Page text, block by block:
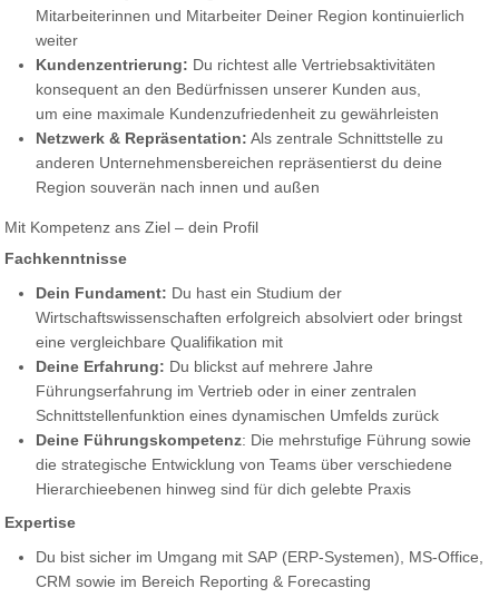
Mitarbeiterinnen und Mitarbeiter Deiner Region kontinuierlich
weiter
Kundenzentrierung: Du richtest alle Vertriebsaktivitäten
konsequent an den Bedürfnissen unserer Kunden aus,
um eine maximale Kundenzufriedenheit zu gewährleisten
Netzwerk & Repräsentation: Als zentrale Schnittstelle zu
anderen Unternehmensbereichen repräsentierst du deine
Region souverän nach innen und außen
Mit Kompetenz ans Ziel – dein Profil
Fachkenntnisse
Dein Fundament: Du hast ein Studium der
Wirtschaftswissenschaften erfolgreich absolviert oder bringst
eine vergleichbare Qualifikation mit
Deine Erfahrung: Du blickst auf mehrere Jahre
Führungserfahrung im Vertrieb oder in einer zentralen
Schnittstellenfunktion eines dynamischen Umfelds zurück
Deine Führungskompetenz: Die mehrstufige Führung sowie
die strategische Entwicklung von Teams über verschiedene
Hierarchieebenen hinweg sind für dich gelebte Praxis
Expertise
Du bist sicher im Umgang mit SAP (ERP-Systemen), MS-Office,
CRM sowie im Bereich Reporting & Forecasting